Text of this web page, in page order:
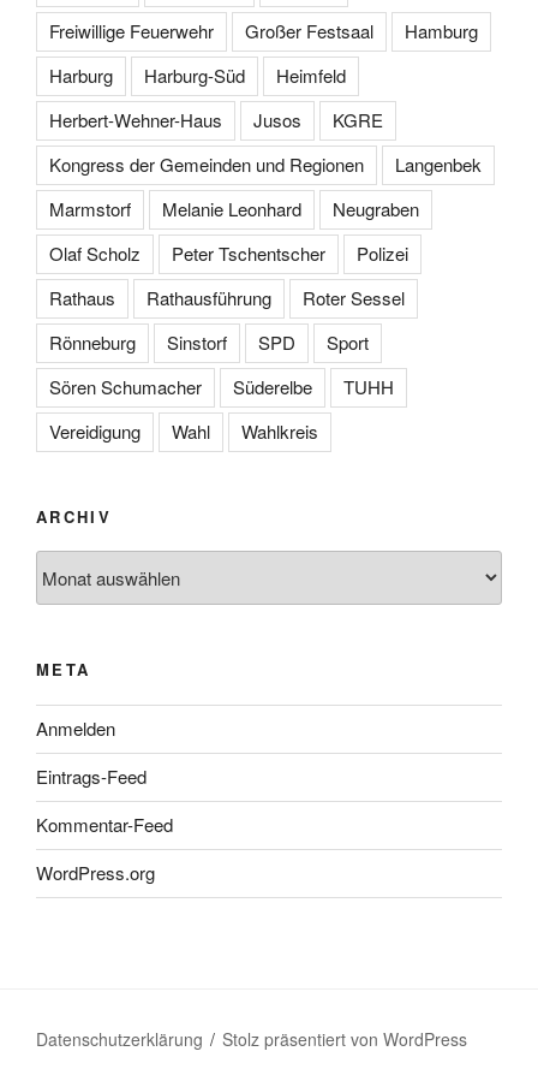
Freiwillige Feuerwehr
Großer Festsaal
Hamburg
Harburg
Harburg-Süd
Heimfeld
Herbert-Wehner-Haus
Jusos
KGRE
Kongress der Gemeinden und Regionen
Langenbek
Marmstorf
Melanie Leonhard
Neugraben
Olaf Scholz
Peter Tschentscher
Polizei
Rathaus
Rathausführung
Roter Sessel
Rönneburg
Sinstorf SPD
Sport
Sören Schumacher
Süderelbe
TUHH
Vereidigung
Wahl Wahlkreis
ARCHIV
META
Anmelden
Eintrags-Feed
Kommentar-Feed
WordPress.org
Datenschutzerklärung Stolz präsentiert von WordPress